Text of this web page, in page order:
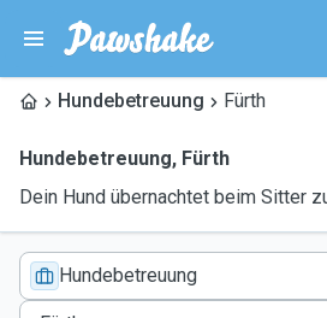
Hundebetreuung Fürth
Hundebetreuung, Fürth
Dein Hund übernachtet beim Sitter
Hundebetreuung